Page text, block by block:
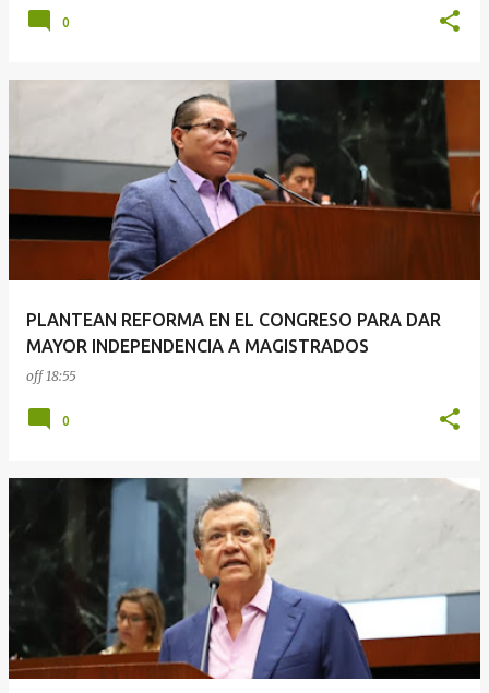
0
PLANTEAN REFORMA EN EL CONGRESO PARA DAR
MAYOR INDEPENDENCIA A MAGISTRADOS
off18:55
0